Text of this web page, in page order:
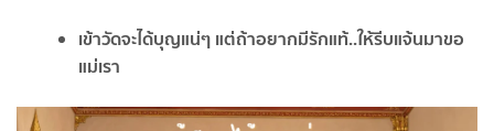
เข้าวัดจะได้บุญแน่ๆ แต่ถ้าอยากมีรักแท้..ให้รีบแจ้นมาขอ
แม่เรา